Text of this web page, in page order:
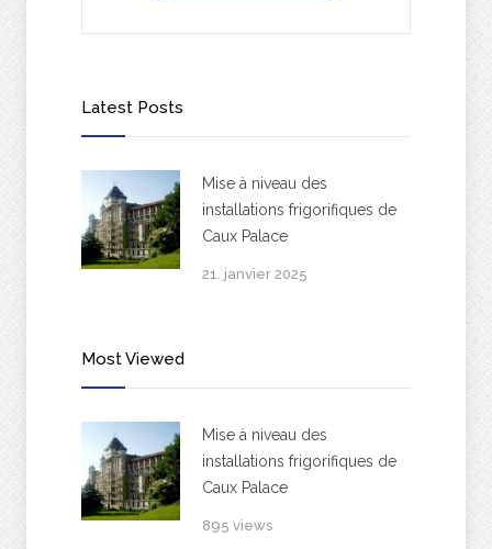
Latest Posts
Mise à niveau des
installations frigorifiques de
Caux Palace
21. janvier 2025
Most Viewed
Mise à niveau des
installations frigorifiques de
Caux Palace
895 views